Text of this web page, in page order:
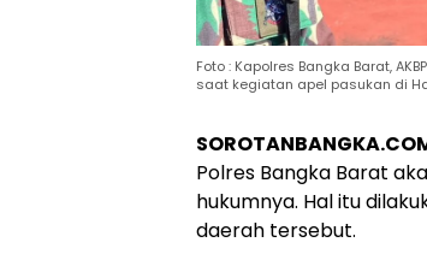
Foto : Kapolres Bangka Barat,
saat kegiatan apel pasukan di
Polres Bangka Barat
hukumnya. Hal itu
daerah tersebut.